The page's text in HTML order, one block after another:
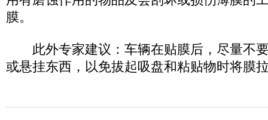
膜。
此外专家建议：车辆在贴膜后，尽量不
或悬挂东西，以免拔起吸盘和粘贴物时将膜